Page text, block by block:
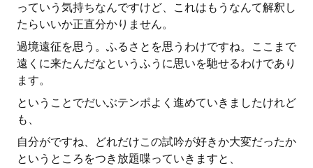
っていう気持ちなんですけど、これはもうなんて解釈し
たらいいか正直分かりません。
過境遠征を思う。ふるさとを思うわけですね。ここまで
遠くに来たんだなというふうに思いを馳せるわけであり
ます。
ということでだいぶテンポよく進めていきましたけれど
も、
自分がですね、どれだけこの試吟が好きか大変だったか
というところをつき放題喋っていきますと、